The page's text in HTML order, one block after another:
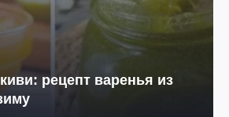
рецепт варенья из